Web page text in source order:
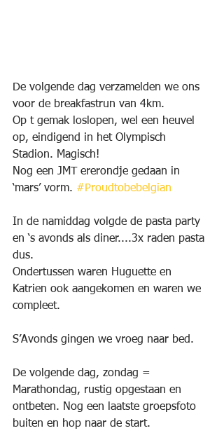
De volgende dag verzamelden we ons
voor de breakfastrun van 4km.
Op t gemak loslopen, wel een heuvel
op, eindigend in het Olympisch
Stadion. Magisch!
Nog een JMT ererondje gedaan in
‘mars’ vorm. #Proudtobebelgian
In de namiddag volgde de pasta party
en ‘s avonds als diner....3x raden pasta
dus.
Ondertussen waren Huguette en
Katrien ook aangekomen en waren we
compleet.
S’Avonds gingen we vroeg naar bed.
De volgende dag, zondag =
Marathondag, rustig opgestaan en
ontbeten. Nog een laatste groepsfoto
buiten en hop naar de start.